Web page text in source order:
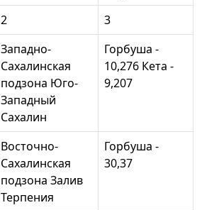
2
3
Западно-
Сахалинская
подзона Юго-
Западный
Сахалин
Горбуша -
10,276 Кета -
9,207
Восточно-
Сахалинская
подзона Залив
Терпения
Горбуша -
30,37